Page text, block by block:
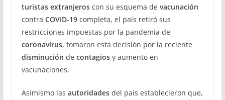
turistas extranjeroscon su esquema de vacunación
contra COVID-19completa, el país retiró sus
restricciones impuestas por la pandemia de
coronavirus, tomaron esta decisión por la reciente
disminución de contagios y aumento en
vacunaciones.
Asimismo las autoridades del país establecieron que,